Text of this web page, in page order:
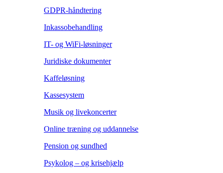
GDPR-håndtering
Inkassobehandling
IT- og WiFi-løsninger
Juridiske dokumenter
Kaffeløsning
Kassesystem
Musik og livekoncerter
Online træning og uddannelse
Pension og sundhed
Psykolog – og krisehjælp